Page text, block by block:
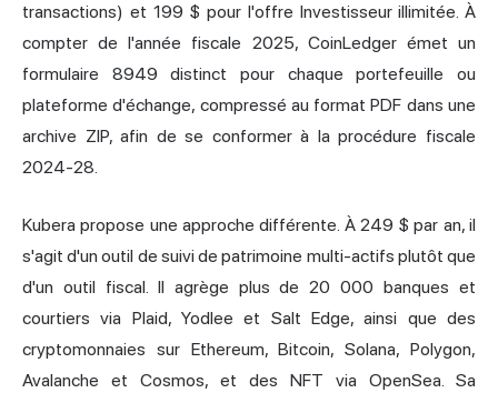
transactions) et 199 $ pour l'offre Investisseur illimitée. À
compter de l'année fiscale 2025, CoinLedger émet un
formulaire 8949 distinct pour chaque portefeuille ou
plateforme d'échange, compressé au format PDF dans une
archive ZIP, afin de se conformer à la procédure fiscale
2024-28.
Kubera propose une approche différente. À 249 $ par an, il
s'agit d'un outil de suivi de patrimoine multi-actifs plutôt que
d'un outil fiscal. Il agrège plus de 20 000 banques et
courtiers via Plaid, Yodlee et Salt Edge, ainsi que des
cryptomonnaies sur Ethereum, Bitcoin, Solana, Polygon,
Avalanche et Cosmos, et des NFT via OpenSea. Sa